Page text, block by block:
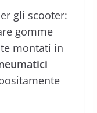
gli scooter:
gomme
montati in